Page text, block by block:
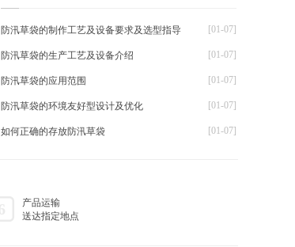
[01-07]
防汛草袋的制作工艺及设备要求及选型指导
[01-07]
防汛草袋的生产工艺及设备介绍
[01-07]
防汛草袋的应用范围
[01-07]
防汛草袋的环境友好型设计及优化
[01-07]
如何正确的存放防汛草袋
产品运输
送达指定地点